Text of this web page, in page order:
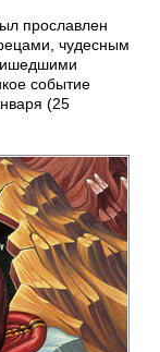
прославлен
чудесным
событие
(25